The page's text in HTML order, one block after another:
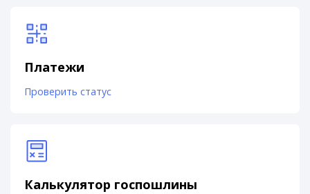
Платежи
Проверить статус
Калькулятор госпошлины